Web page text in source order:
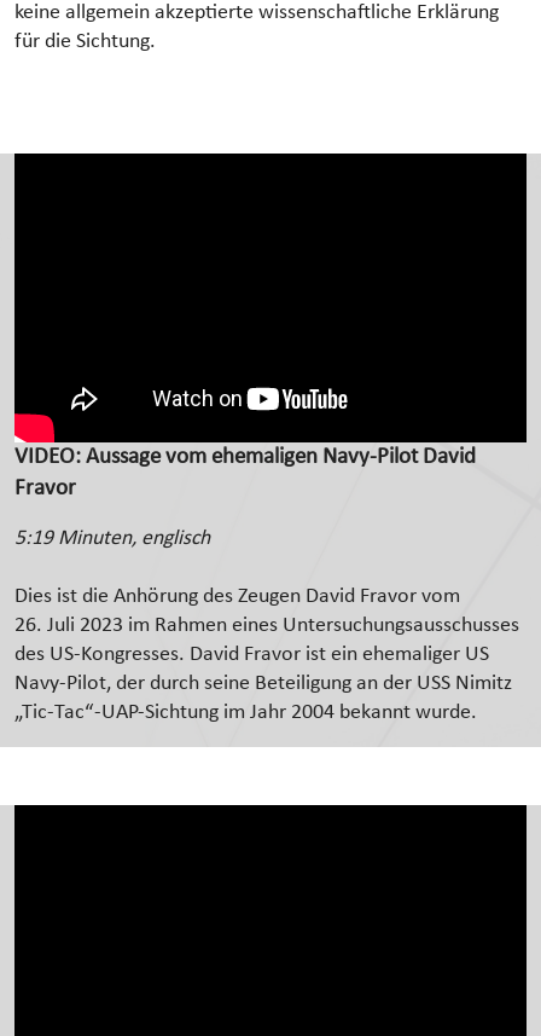
keine allgemein akzeptierte wissenschaftliche Erklärung
für die Sichtung.
VIDEO: Aussage vom ehemaligen Navy-Pilot David
Fravor
5:19 Minuten, englisch
Dies ist die Anhörung des Zeugen David Fravor vom
26. Juli 2023 im Rahmen eines Untersuchungsausschusses
des US-Kongresses. David Fravor ist ein ehemaliger US
Navy‑Pilot, der durch seine Beteiligung an der USS Nimitz
„Tic-Tac“-UAP-Sichtung im Jahr 2004 bekannt wurde.